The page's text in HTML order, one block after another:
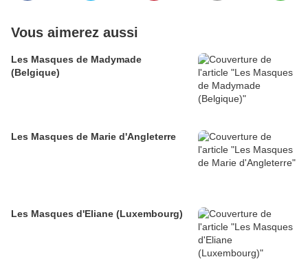
Vous aimerez aussi
Les Masques de Madymade
(Belgique)
Les Masques de Marie d'Angleterre
Les Masques d'Eliane (Luxembourg)